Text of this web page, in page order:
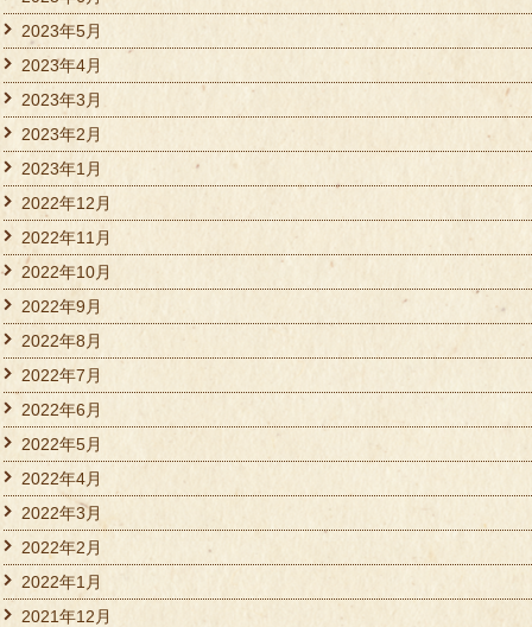
2023年5月
2023年4月
2023年3月
2023年2月
2023年1月
2022年12月
2022年11月
2022年10月
2022年9月
2022年8月
2022年7月
2022年6月
2022年5月
2022年4月
2022年3月
2022年2月
2022年1月
2021年12月